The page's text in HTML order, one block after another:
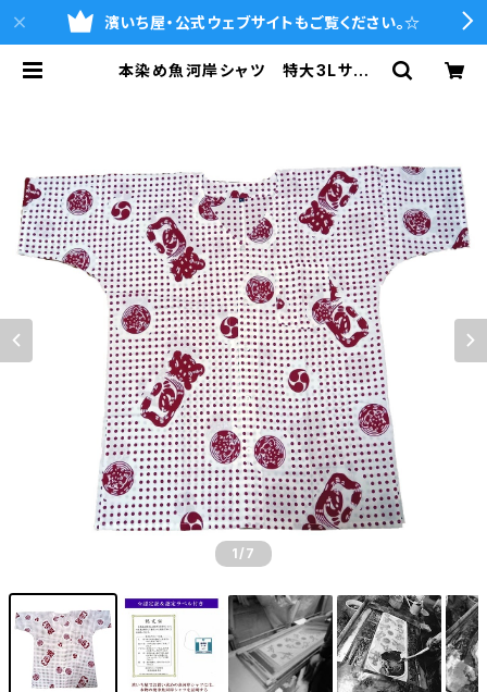
濱いち屋・公式ウェブサイトもご覧ください。☆
本染め魚河岸シャツ 特大3Lサイ
河岸シャツの濱いち屋・通販サイト
1 /7